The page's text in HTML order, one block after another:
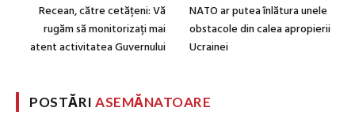
Recean, către cetățeni: Vă
rugăm să monitorizați mai
atent activitatea Guvernului
NATO ar putea înlătura unele
obstacole din calea apropierii
Ucrainei
POSTĂRIASEMĂNATOARE